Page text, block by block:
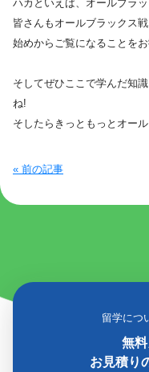
ハカといえば、オールブラ
皆さんもオールブラックス
始めからご覧になることをお
そしてぜひここで学んだ知
ね!
そしたらきっともっとオー
« 前の記事
留学につ
無
お見積り